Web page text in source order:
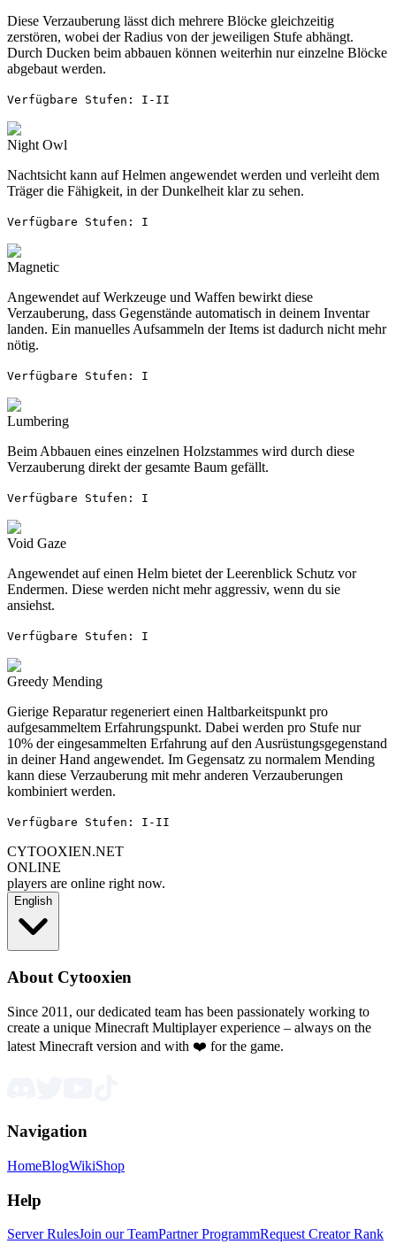
Diese Verzauberung lässt dich mehrere Blöcke gleichzeitig
zerstören, wobei der Radius von der jeweiligen Stufe abhängt.
Durch Ducken beim abbauen können weiterhin nur einzelne Blöcke
abgebaut werden.
Verfügbare Stufen: I-II
Night Owl
Nachtsicht kann auf Helmen angewendet werden und verleiht dem
Träger die Fähigkeit, in der Dunkelheit klar zu sehen.
Verfügbare Stufen: I
Magnetic
Angewendet auf Werkzeuge und Waffen bewirkt diese
Verzauberung, dass Gegenstände automatisch in deinem Inventar
landen. Ein manuelles Aufsammeln der Items ist dadurch nicht mehr
nötig.
Verfügbare Stufen: I
Lumbering
Beim Abbauen eines einzelnen Holzstammes wird durch diese
Verzauberung direkt der gesamte Baum gefällt.
Verfügbare Stufen: I
Void Gaze
Angewendet auf einen Helm bietet der Leerenblick Schutz vor
Endermen. Diese werden nicht mehr aggressiv, wenn du sie
ansiehst.
Verfügbare Stufen: I
Greedy Mending
Gierige Reparatur regeneriert einen Haltbarkeitspunkt pro
aufgesammeltem Erfahrungspunkt. Dabei werden pro Stufe nur
10% der eingesammelten Erfahrung auf den Ausrüstungsgegenstand
in deiner Hand angewendet. Im Gegensatz zu normalem Mending
kann diese Verzauberung mit mehr anderen Verzauberungen
kombiniert werden.
Verfügbare Stufen: I-II
CYTOOXIEN.NET
ONLINE
players are online right now.
English
About Cytooxien
Since 2011, our dedicated team has been passionately working to
create a unique Minecraft Multiplayer experience – always on the
latest Minecraft version and with ❤️ for the game.
Navigation
HomeBlogWikiShop
Help
Server RulesJoin our TeamPartner ProgrammRequest Creator Rank